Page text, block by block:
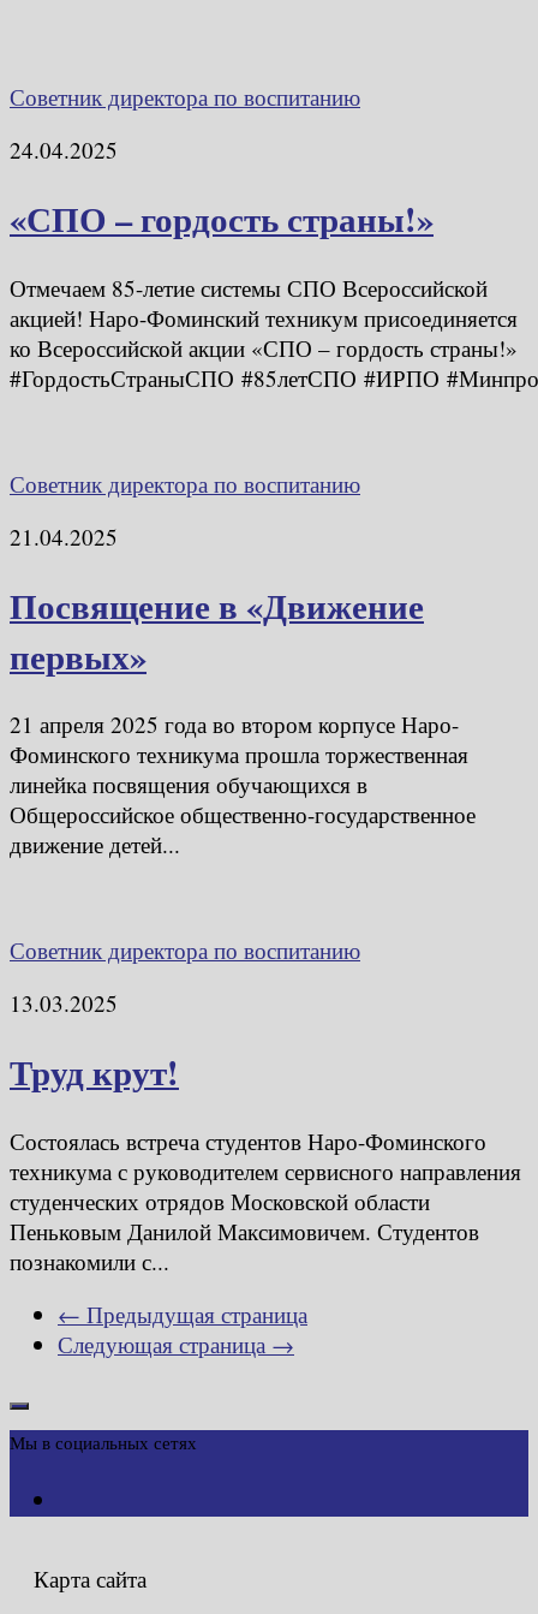
Советник директора по воспитанию
24.04.2025
«СПО – гордость страны!»
Отмечаем 85-летие системы СПО Всероссийской
акцией! Наро-Фоминский техникум присоединяется
ко Всероссийской акции «СПО – гордость страны!»
#ГордостьСтраныСПО #85летСПО #ИРПО
Советник директора по воспитанию
21.04.2025
Посвящение в «Движение
первых»
21 апреля 2025 года во втором корпусе Наро-
Фоминского техникума прошла торжественная
линейка посвящения обучающихся в
Общероссийское общественно-государственное
движение детей...
Советник директора по воспитанию
13.03.2025
Труд крут!
Состоялась встреча студентов Наро-Фоминского
техникума с руководителем сервисного направления
студенческих отрядов Московской области
Пеньковым Данилой Максимовичем. Студентов
познакомили с...
← Предыдущая страница
Следующая страница →
Мы в социальных сетях
Карта сайта